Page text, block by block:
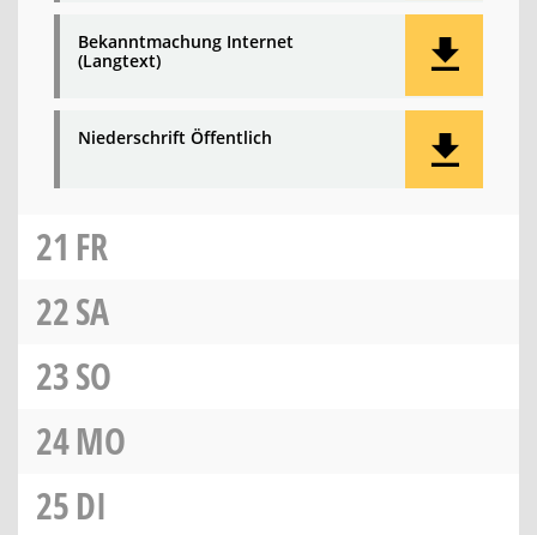
Bekanntmachung Internet
(Langtext)
Niederschrift Öffentlich
21 FR
22SA
23SO
24MO
25DI